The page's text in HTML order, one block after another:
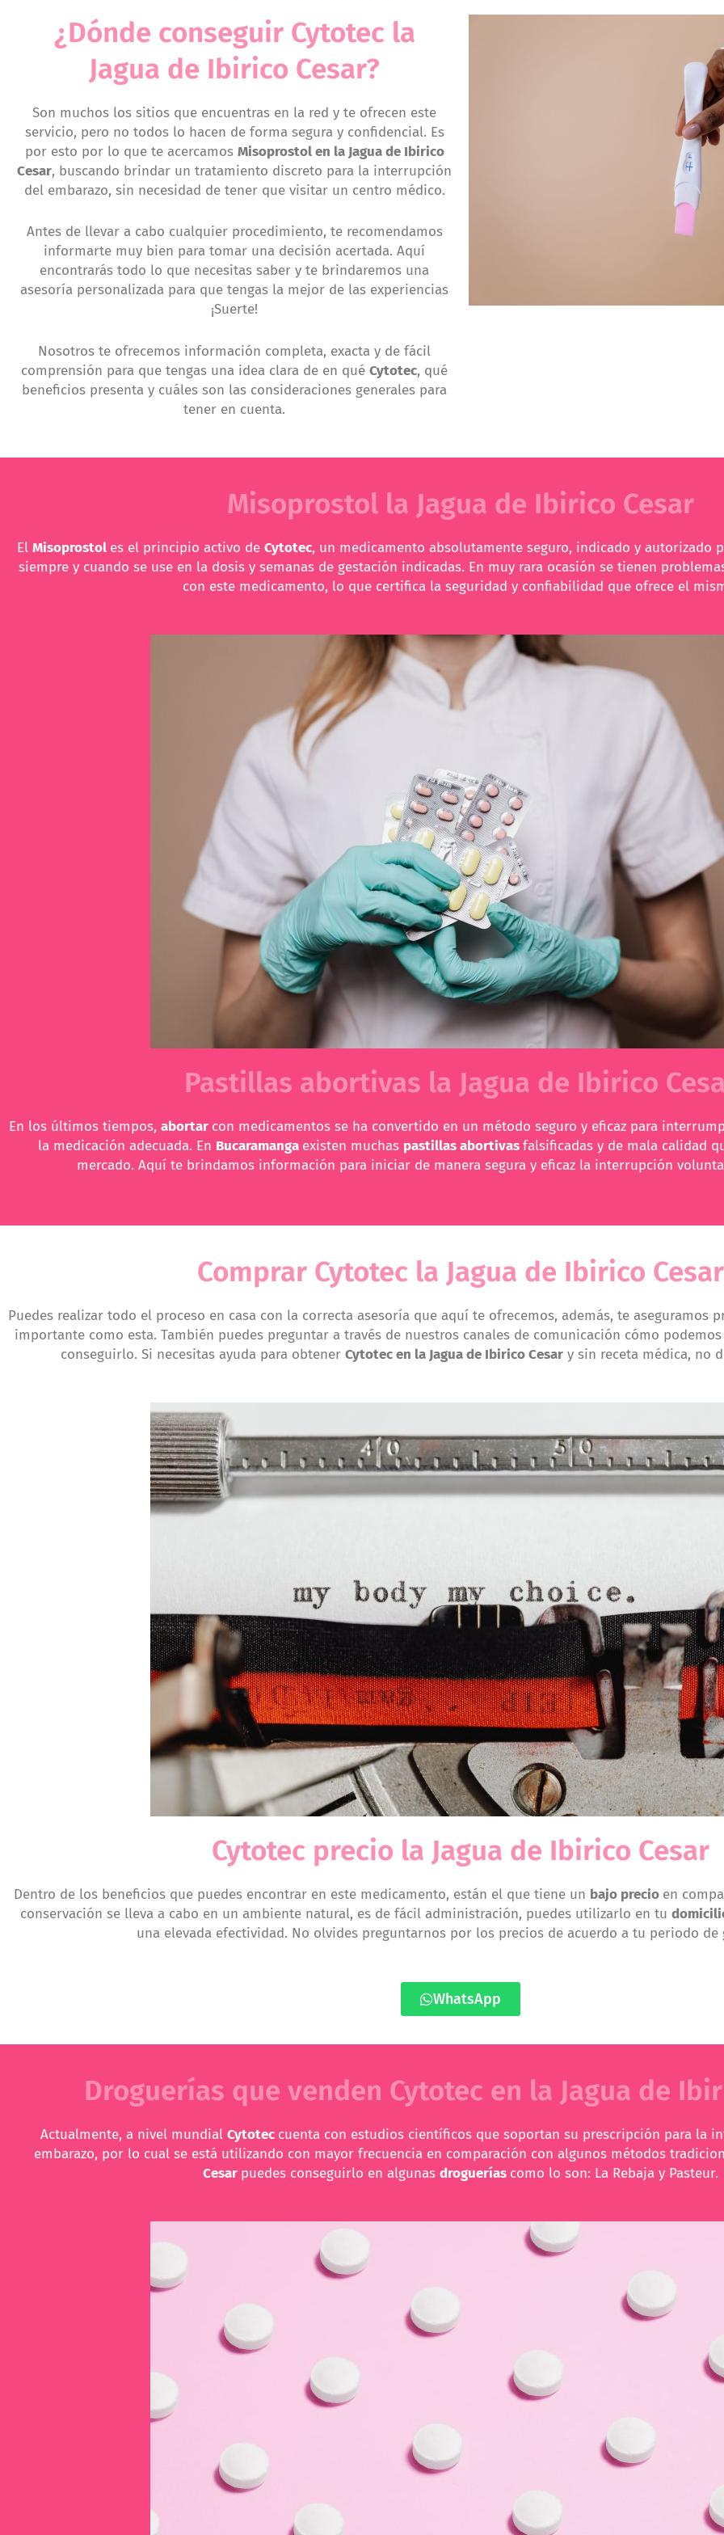
¿Dónde conseguir Cytotec la
Jagua de Ibirico Cesar?
Son muchos los sitios que encuentras en la red y te ofrecen este
servicio, pero no todos lo hacen de forma segura y confidencial. Es
por esto por lo que te acercamos Misoprostol en la Jagua de Ibirico
Cesar, buscando brindar un tratamiento discreto para la interrupción
del embarazo, sin necesidad de tener que visitar un centro médico.
Antes de llevar a cabo cualquier procedimiento, te recomendamos
informarte muy bien para tomar una decisión acertada. Aquí
encontrarás todo lo que necesitas saber y te brindaremos una
asesoría personalizada para que tengas la mejor de las experiencias
¡Suerte!
Nosotros te ofrecemos información completa, exacta y de fácil
comprensión para que tengas una idea clara de en qué Cytotec, qué
beneficios presenta y cuáles son las consideraciones generales para
tener en cuenta.
Misoprostol la Jagua de Ibirico Cesar
El Misoprostol es el principio activo de Cytotec, un medicamento absolutamente seguro, indicado y autorizado
siempre y cuando se use en la dosis y semanas de gestación indicadas. En muy rara ocasión se tienen
con este medicamento, lo que certifica la seguridad y confiabilidad que ofrece el
Pastillas abortivas la Jagua de Ibirico
En los últimos tiempos, abortar con medicamentos se ha convertido en un método seguro y eficaz para
la medicación adecuada. En Bucaramanga existen muchas pastillas abortivasfalsificadas y de mala calidad
mercado. Aquí te brindamos información para iniciar de manera segura y eficaz la interrupción
Comprar Cytotec la Jagua de Ibirico Cesar
Puedes realizar todo el proceso en casa con la correcta asesoría que aquí te ofrecemos, además, te aseguramos
importante como esta. También puedes preguntar a través de nuestros canales de comunicación cómo
conseguirlo. Si necesitas ayuda para obtener Cytotec en la Jagua de Ibirico Cesary sin receta médica, no
Cytotec precio la Jagua de Ibirico Cesar
Dentro de los beneficios que puedes encontrar en este medicamento, están el que tiene un bajo precio en
conservación se lleva a cabo en un ambiente natural, es de fácil administración, puedes utilizarlo en tu
una elevada efectividad. No olvides preguntarnos por los precios de acuerdo a tu periodo de
WhatsApp
Droguerías que venden Cytotec en la Jagua de
Actualmente, a nivel mundial Cytotec cuenta con estudios científicos que soportan su prescripción para la
embarazo, por lo cual se está utilizando con mayor frecuencia en comparación con algunos métodos
Cesar puedes conseguirlo en algunas droguerías como lo son: La Rebaja y Pasteur.